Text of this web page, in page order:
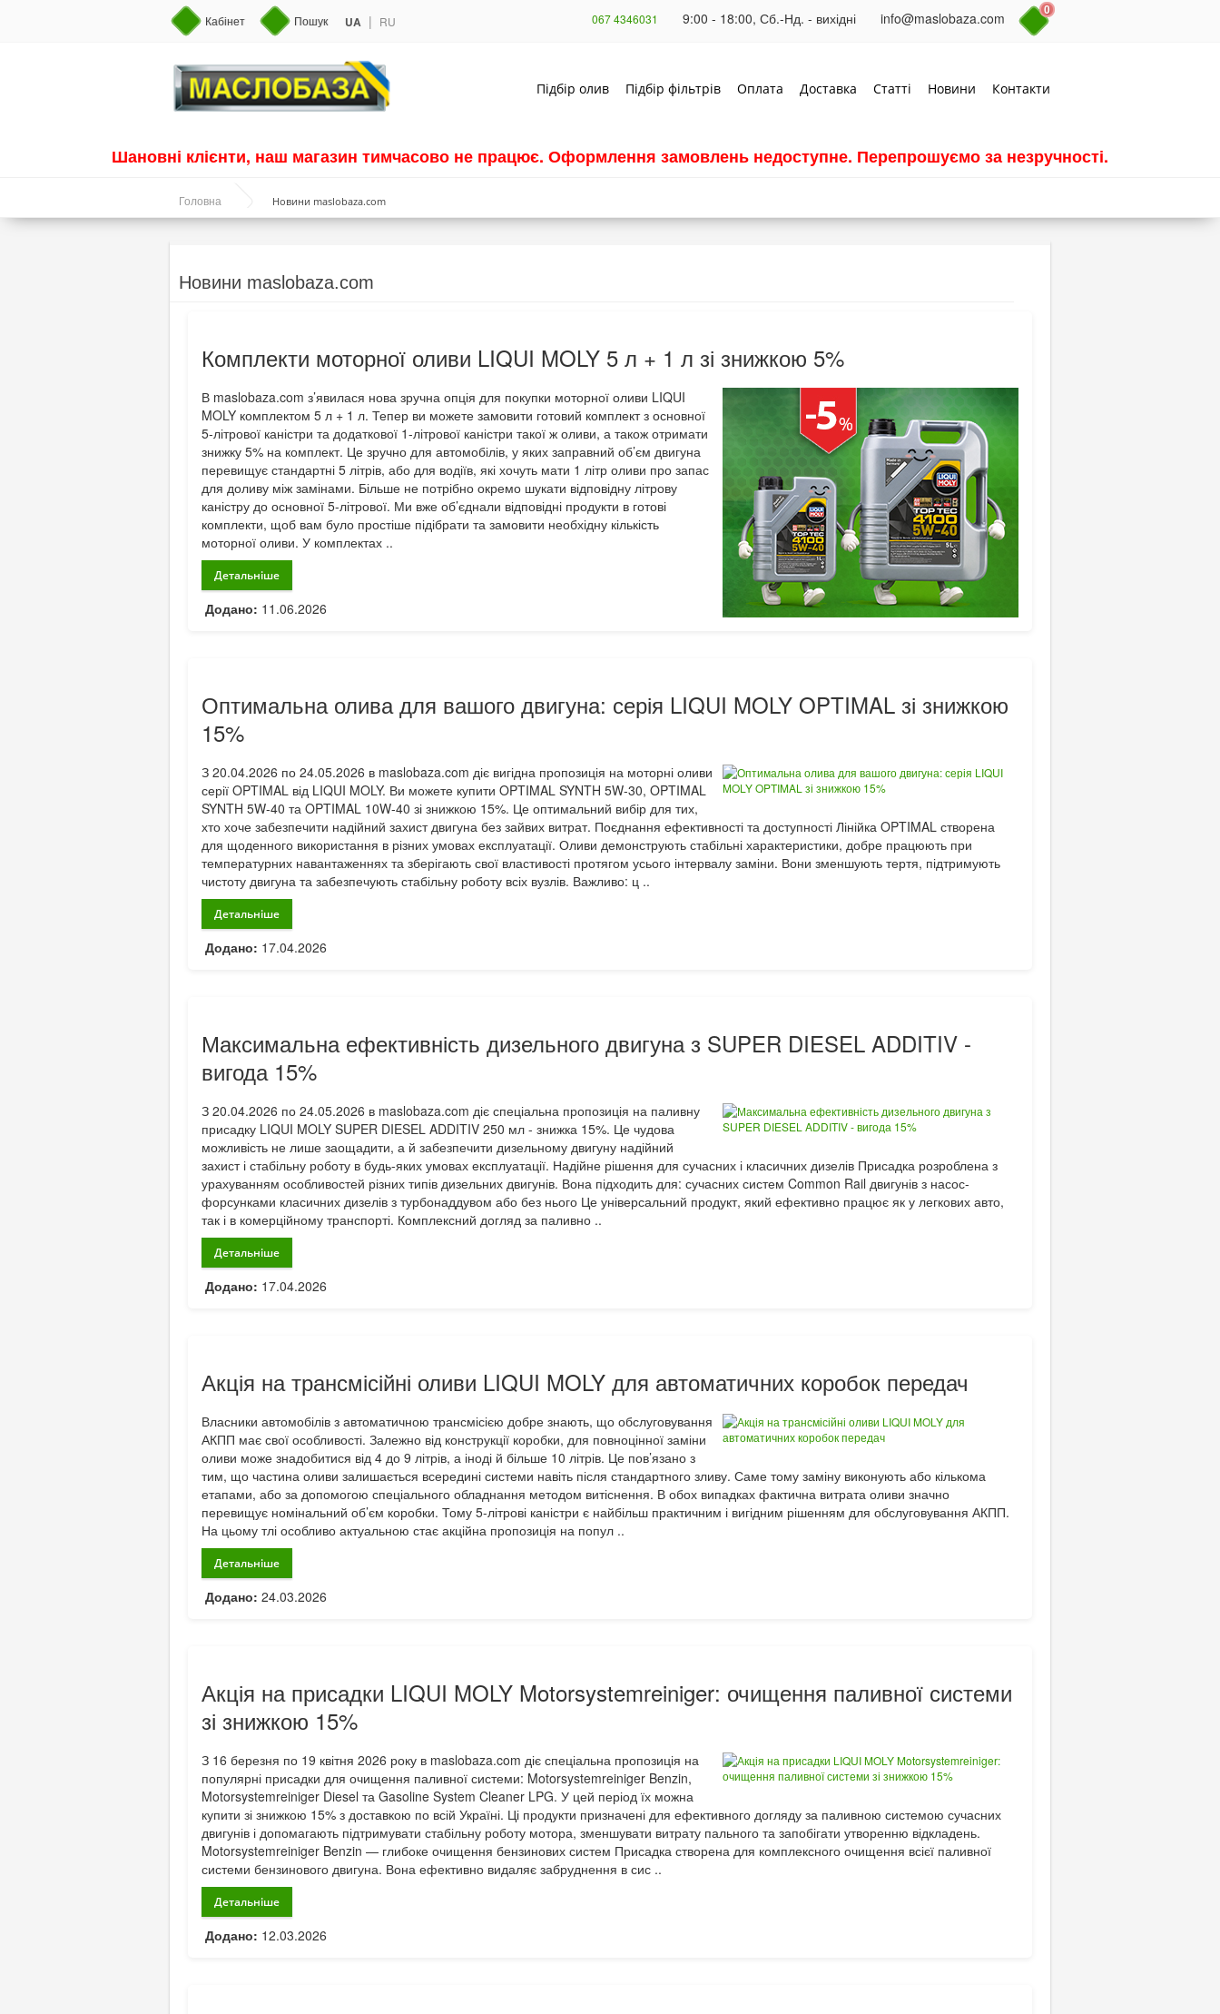
Кабінет Пошук UA | RU 067 4346031 9:00 - 18:00, Сб.-Нд. - вихідні info@maslobaza.com 0
Підбір олив Підбір фільтрів Оплата Доставка Статті Новини Контакти
Шановні клієнти, наш магазин тимчасово не працює. Оформлення замовлень недоступне. Перепрошуємо за незручності.
Головна Новини maslobaza.com
Новини maslobaza.com
Комплекти моторної оливи LIQUI MOLY 5 л + 1 л зі знижкою 5%
В maslobaza.com з’явилася нова зручна опція для покупки моторної оливи LIQUI
MOLY комплектом 5 л + 1 л. Тепер ви можете замовити готовий комплект з основної
5-літрової каністри та додаткової 1-літрової каністри такої ж оливи, а також отримати
знижку 5% на комплект. Це зручно для автомобілів, у яких заправний об’єм двигуна
перевищує стандартні 5 літрів, або для водіїв, які хочуть мати 1 літр оливи про запас
для доливу між замінами. Більше не потрібно окремо шукати відповідну літрову
каністру до основної 5-літрової. Ми вже об’єднали відповідні продукти в готові
комплекти, щоб вам було простіше підібрати та замовити необхідну кількість
моторної оливи. У комплектах ..
Детальніше
Додано: 11.06.2026
Оптимальна олива для вашого двигуна: серія LIQUI MOLY OPTIMAL зі знижкою
15%
З 20.04.2026 по 24.05.2026 в maslobaza.com діє вигідна пропозиція на моторні оливи
серії OPTIMAL від LIQUI MOLY. Ви можете купити OPTIMAL SYNTH 5W-30, OPTIMAL
SYNTH 5W-40 та OPTIMAL 10W-40 зі знижкою 15%. Це оптимальний вибір для тих,
хто хоче забезпечити надійний захист двигуна без зайвих витрат. Поєднання ефективності та доступності Лінійка OPTIMAL створена
для щоденного використання в різних умовах експлуатації. Оливи демонструють стабільні характеристики, добре працюють при
температурних навантаженнях та зберігають свої властивості протягом усього інтервалу заміни. Вони зменшують тертя, підтримують
чистоту двигуна та забезпечують стабільну роботу всіх вузлів. Важливо: ц ..
Детальніше
Додано: 17.04.2026
Максимальна ефективність дизельного двигуна з SUPER DIESEL ADDITIV -
вигода 15%
З 20.04.2026 по 24.05.2026 в maslobaza.com діє спеціальна пропозиція на паливну
присадку LIQUI MOLY SUPER DIESEL ADDITIV 250 мл - знижка 15%. Це чудова
можливість не лише заощадити, а й забезпечити дизельному двигуну надійний
захист і стабільну роботу в будь-яких умовах експлуатації. Надійне рішення для сучасних і класичних дизелів Присадка розроблена з
урахуванням особливостей різних типів дизельних двигунів. Вона підходить для: сучасних систем Common Rail двигунів з насос-
форсунками класичних дизелів з турбонаддувом або без нього Це універсальний продукт, який ефективно працює як у легкових авто,
так і в комерційному транспорті. Комплексний догляд за паливно ..
Детальніше
Додано: 17.04.2026
Акція на трансмісійні оливи LIQUI MOLY для автоматичних коробок передач
Власники автомобілів з автоматичною трансмісією добре знають, що обслуговування
АКПП має свої особливості. Залежно від конструкції коробки, для повноцінної заміни
оливи може знадобитися від 4 до 9 літрів, а іноді й більше 10 літрів. Це пов’язано з
тим, що частина оливи залишається всередині системи навіть після стандартного зливу. Саме тому заміну виконують або кількома
етапами, або за допомогою спеціального обладнання методом витіснення. В обох випадках фактична витрата оливи значно
перевищує номінальний об’єм коробки. Тому 5-літрові каністри є найбільш практичним і вигідним рішенням для обслуговування АКПП.
На цьому тлі особливо актуальною стає акційна пропозиція на попул ..
Детальніше
Додано: 24.03.2026
Акція на присадки LIQUI MOLY Motorsystemreiniger: очищення паливної системи
зі знижкою 15%
З 16 березня по 19 квітня 2026 року в maslobaza.com діє спеціальна пропозиція на
популярні присадки для очищення паливної системи: Motorsystemreiniger Benzin,
Motorsystemreiniger Diesel та Gasoline System Cleaner LPG. У цей період їх можна
купити зі знижкою 15% з доставкою по всій Україні. Ці продукти призначені для ефективного догляду за паливною системою сучасних
двигунів і допомагають підтримувати стабільну роботу мотора, зменшувати витрату пального та запобігати утворенню відкладень.
Motorsystemreiniger Benzin — глибоке очищення бензинових систем Присадка створена для комплексного очищення всієї паливної
системи бензинового двигуна. Вона ефективно видаляє забруднення в сис ..
Детальніше
Додано: 12.03.2026